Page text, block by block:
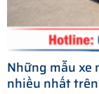
Những mẫu xe
nhiều nhất